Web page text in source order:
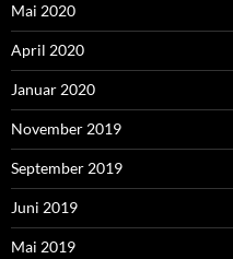
Mai 2020
April 2020
Januar 2020
November 2019
September 2019
Juni 2019
Mai 2019